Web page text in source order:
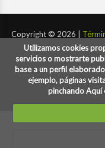
Utilizamos cookies
servicios o mostrarte
base a un perfil
ejemplo, páginas
pinchando Aquí
Copyright © 2026 |